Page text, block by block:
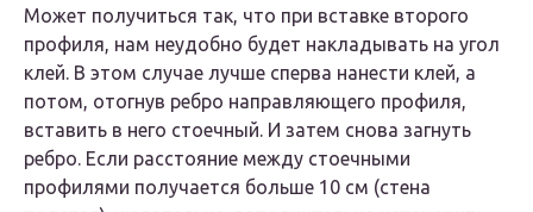
Может получиться так, что при вставке второго
профиля, нам неудобно будет накладывать на угол
клей. В этом случае лучше сперва нанести клей, а
потом, отогнув ребро направляющего профиля,
вставить в него стоечный. И затем снова загнуть
ребро. Если расстояние между стоечными
профилями получается больше 10 см (стена